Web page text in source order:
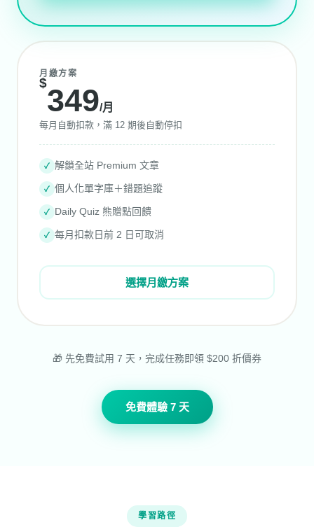
月繳方案
$349/月
每月自動扣款，滿 12 期後自動停扣
✓ 解鎖全站 Premium 文章
✓ 個人化單字庫＋錯題追蹤
✓ Daily Quiz 熊贈點回饋
✓ 每月扣款日前 2 日可取消
選擇月繳方案
🎁 先免費試用 7 天，完成任務即領 $200 折價券
免費體驗 7 天
學習路徑